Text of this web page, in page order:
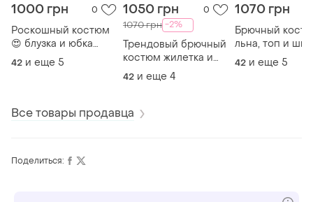
1000 грн 0
Роскошный костюм
😍 блузка и юбка
шифон
42 и еще 5
1050 грн 0
1070 грн -2%
Трендовый брючный
костюм жилетка и
брюки палаццо лён
42 и еще 4
1070 грн
Брючный
льна, топ и
брюки клеш,
42 и еще 5
Все товары продавца
Поделиться: